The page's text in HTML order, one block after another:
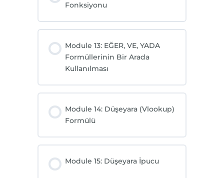
Fonksiyonu
Module 13: EĞER, VE, YADA
Formüllerinin Bir Arada
Kullanılması
Module 14: Düşeyara (Vlookup)
Formülü
Module 15: Düşeyara İpucu